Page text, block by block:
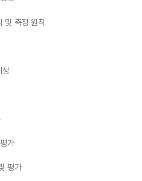
및 측정 원칙
가
평가